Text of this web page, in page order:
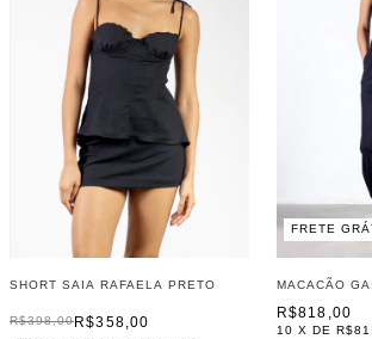
SHORT SAIA RAFAELA PRETO
R$358,00
R$398,00
FRETE
MACACÃO
R$818,00
10 X DE